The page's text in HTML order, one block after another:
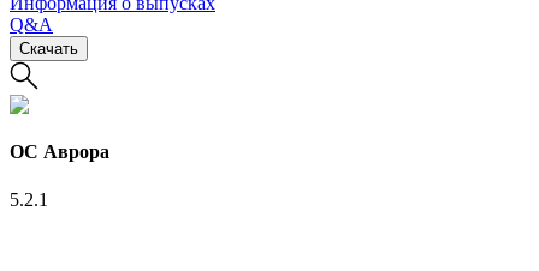
Q&A
Скачать
ОС Аврора
5.2.1